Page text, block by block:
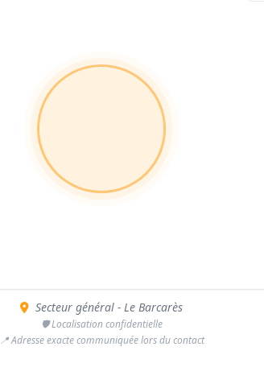
Secteur général - Le Barcarès
🛡️ Localisation confidentielle
📍 Adresse exacte communiquée lors du contact